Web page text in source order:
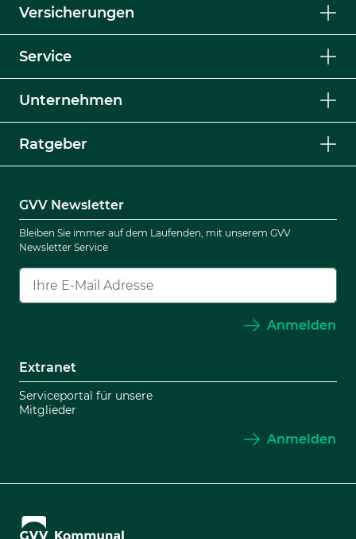
Versicherungen
Service
Unternehmen
Ratgeber
GVV Newsletter
Bleiben Sie immer auf dem Laufenden, mit unserem GVV
Newsletter Service
Anmelden
Extranet
Serviceportal für unsere
Mitglieder
Anmelden